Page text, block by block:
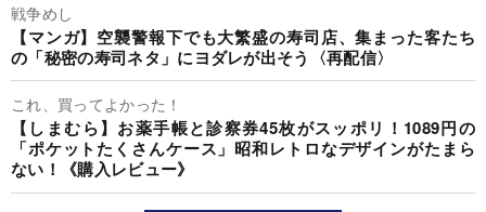
戦争めし
【マンガ】空襲警報下でも大繁盛の寿司店、集まった客たち
の「秘密の寿司ネタ」にヨダレが出そう〈再配信〉
これ、買ってよかった！
【しまむら】お薬手帳と診察券45枚がスッポリ！1089円の
「ポケットたくさんケース」昭和レトロなデザインがたまら
ない！《購入レビュー》